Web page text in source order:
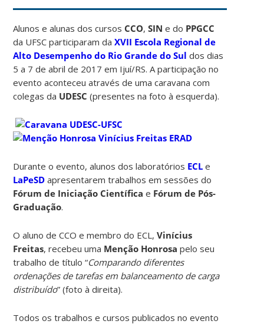
Alunos e alunas dos cursos CCO,SIN e do PPGCC
da UFSC participaram daXVII Escola Regional de
Alto Desempenho do Rio Grande do Sul dos dias
5 a 7 de abril de 2017 em Ijuí/RS. A participação no
evento aconteceu através de uma caravana com
colegas da UDESC (presentes na foto à esquerda).
Durante o evento, alunos dos laboratórios ECL e
LaPeSD apresentarem trabalhos em sessões do
Fórum de Iniciação Científica e Fórum de Pós-
Graduação.
O aluno de CCO e membro do ECL,Vinícius
Freitas, recebeu uma Menção Honrosa pelo seu
trabalho de título “Comparando diferentes
ordenações de tarefas em balanceamento de carga
distribuído” (foto à direita).
Todos os trabalhos e cursos publicados no evento